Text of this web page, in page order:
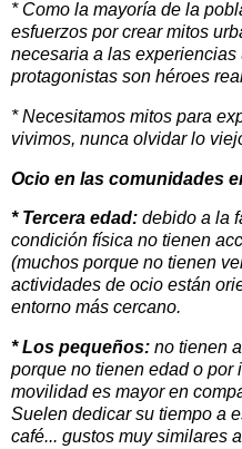
* Como la mayoría de la
esfuerzos por crear mitos
necesaria a las
protagonistas son héroes
* Necesitamos mitos para
vivimos, nunca olvidar lo
Ocio en las comunidades
* Tercera edad: debido a la
condición física no tienen
(muchos porque no tienen
actividades de ocio están
entorno más cercano.
* Los pequeños: no tienen
porque no tienen edad o por
movilidad es mayor en
Suelen dedicar su tiempo a
café... gustos muy similares